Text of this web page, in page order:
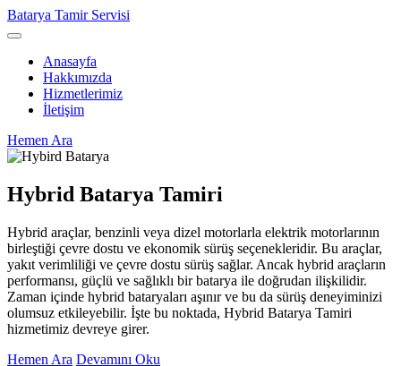
Batarya Tamir Servisi
Anasayfa
Hakkımızda
Hizmetlerimiz
İletişim
Hemen Ara
Hybrid Batarya Tamiri
Hybrid araçlar, benzinli veya dizel motorlarla elektrik motorlarının
birleştiği çevre dostu ve ekonomik sürüş seçenekleridir. Bu araçlar,
yakıt verimliliği ve çevre dostu sürüş sağlar. Ancak hybrid araçların
performansı, güçlü ve sağlıklı bir batarya ile doğrudan ilişkilidir.
Zaman içinde hybrid bataryaları aşınır ve bu da sürüş deneyiminizi
olumsuz etkileyebilir. İşte bu noktada, Hybrid Batarya Tamiri
hizmetimiz devreye girer.
Hemen Ara Devamını Oku